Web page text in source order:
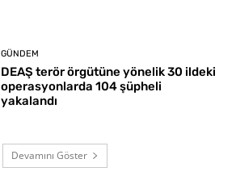
GÜNDEM
DEAŞ terör örgütüne yönelik 30 ildeki
operasyonlarda 104 şüpheli
yakalandı
Devamını Göster